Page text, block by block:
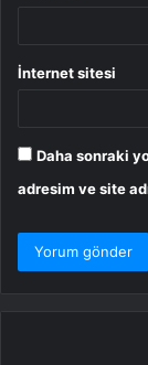
İnternet sitesi
Daha sonraki
adresim ve site